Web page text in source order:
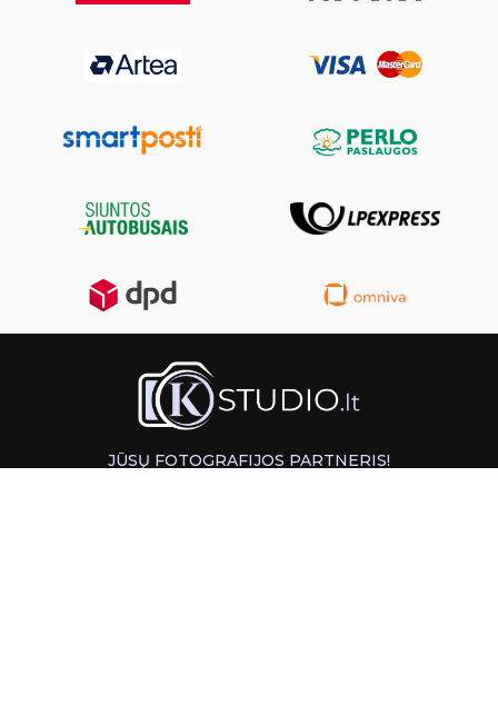
JŪSŲ FOTOGRAFIJOS PARTNERIS!